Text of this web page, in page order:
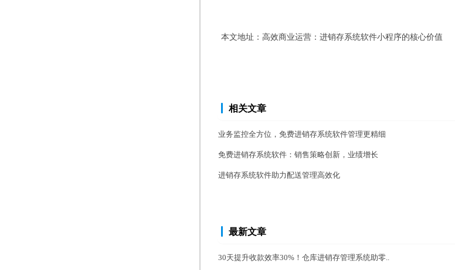
本文地址： 高效商业运营：进销存系统软件小程序的核心价值
相关文章
业务监控全方位，免费进销存系统软件管理更精细
免费进销存系统软件：销售策略创新，业绩增长
进销存系统软件助力配送管理高效化
最新文章
30天提升收款效率30%！仓库进销存管理系统助零..